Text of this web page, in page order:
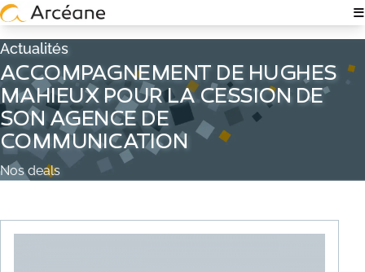
≡
À PROPOS
QUI SOMMES-NOUS ?
Actualités
ACCOMPAGNEMENT DE HUGHES
MAHIEUX POUR LA CESSION DE
SON AGENCE DE
COMMUNICATION
Nos deals